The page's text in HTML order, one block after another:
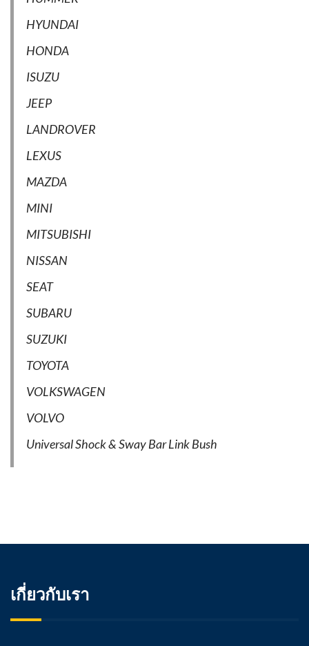
HYUNDAI
HONDA
ISUZU
JEEP
LANDROVER
LEXUS
MAZDA
MINI
MITSUBISHI
NISSAN
SEAT
SUBARU
SUZUKI
TOYOTA
VOLKSWAGEN
VOLVO
Universal Shock & Sway Bar Link Bush
เกี่ยวกับเรา